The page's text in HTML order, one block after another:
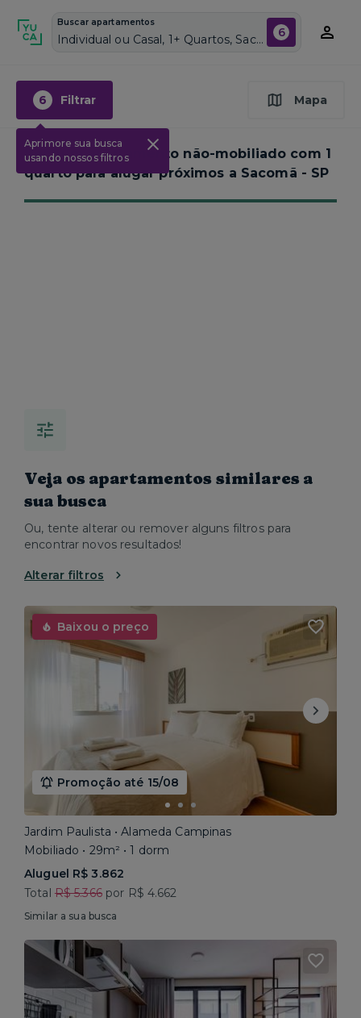
Buscar apartamentos
Individual ou Casal, 1+ Quartos, Sacomã, Vagas de garagem: Sim, Não mobiliado, Piscina 6
6 Filtrar
Aprimore sua busca
usando nossos filtros
Mapa
Nenhum apartamento não-mobiliado com 1
quarto para alugar próximos a Sacomã - SP
Veja os apartamentos similares a
sua busca
Ou, tente alterar ou remover alguns filtros para
encontrar novos resultados!
Alterar filtros
Baixou o preço
Promoção até 15/08
Jardim Paulista • Alameda Campinas
Mobiliado • 29m² • 1 dorm
Aluguel R$ 3.862
Total R$ 5.366por R$ 4.662
Similar a sua busca